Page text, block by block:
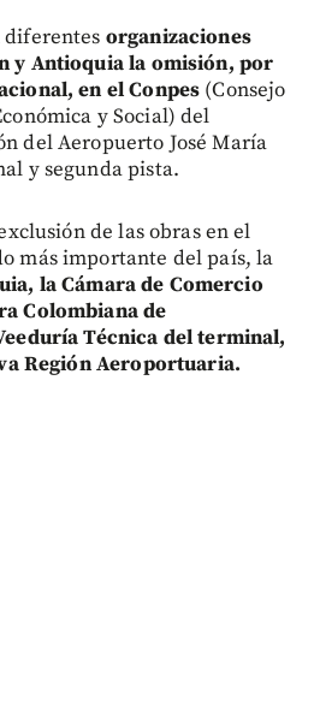
diferentes organizaciones
y Antioquia la omisión, por
en el Conpes (Consejo
y Social) del
del Aeropuerto José María
y segunda pista.
de las obras en el
más importante del país, la
la Cámara de Comercio
Colombiana de
Técnica del terminal,
Región Aeroportuaria.